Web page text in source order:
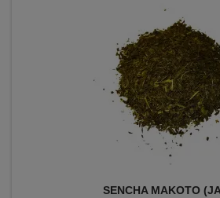
SENCHA MAKOTO